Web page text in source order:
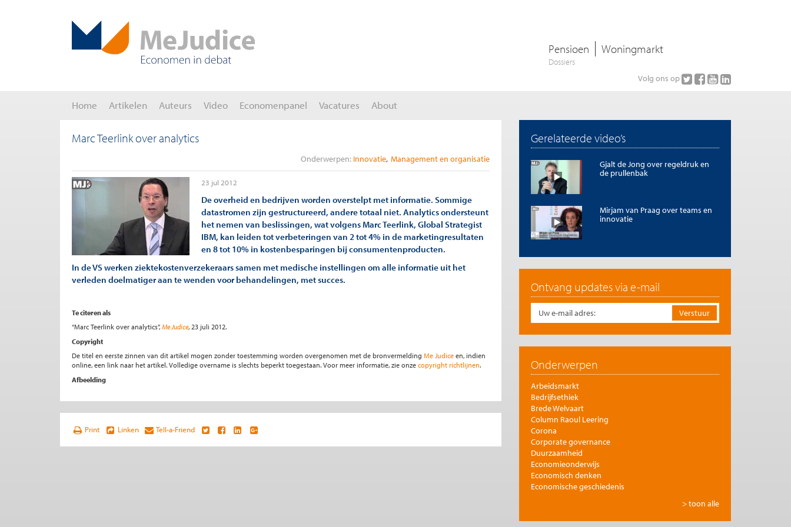
Pensioen Woningmarkt
Dossiers
Volg ons op
Home Artikelen Auteurs Video Economenpanel Vacatures About
Marc Teerlink over analytics
Onderwerpen: Innovatie Management en organisatie
23 jul 2012
De overheid en bedrijven worden overstelpt met informatie. Sommige
datastromen zijn gestructureerd, andere totaal niet. Analytics ondersteunt
het nemen van beslissingen, wat volgens Marc Teerlink, Global Strategist
IBM, kan leiden tot verbeteringen van 2 tot 4% in de marketingresultaten
en 8 tot 10% in kostenbesparingen bij consumentenproducten.
In de VS werken ziektekostenverzekeraars samen met medische instellingen om alle informatie uit het
verleden doelmatiger aan te wenden voor behandelingen, met succes.
Te citeren als
“Marc Teerlink over analytics”, Me Judice, 23 juli 2012.
Copyright
De titel en eerste zinnen van dit artikel mogen zonder toestemming worden overgenomen met de bronvermelding Me Judice en, indien
online, een link naar het artikel. Volledige overname is slechts beperkt toegestaan. Voor meer informatie, zie onze copyright richtlijnen.
Afbeelding
Print Linken Tell-a-Friend
Gerelateerde video’s
Gjalt de Jong over regeldruk en
de prullenbak
Mirjam van Praag over teams en
innovatie
Ontvang updates via e-mail
Onderwerpen
Arbeidsmarkt
Bedrijfsethiek
Brede Welvaart
Column Raoul Leering
Corona
Corporate governance
Duurzaamheid
Economieonderwijs
Economisch denken
Economische geschiedenis
Filosofie en economie
> toon alle